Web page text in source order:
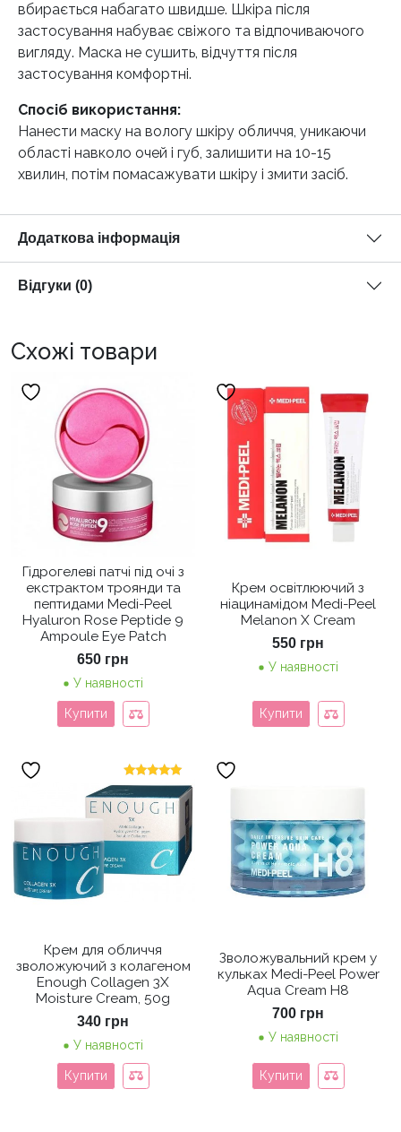
вбирається набагато швидше. Шкіра після
застосування набуває свіжого та відпочиваючого
вигляду. Маска не сушить, відчуття після
застосування комфортні.
Спосіб використання:
Нанести маску на вологу шкіру обличчя, уникаючи
області навколо очей і губ, залишити на 10-15
хвилин, потім помасажувати шкіру і змити засіб.
Додаткова інформація
Відгуки (0)
Схожі товари
Гідрогелеві патчі під очі з
екстрактом троянди та
пептидами Medi-Peel
Hyaluron Rose Peptide 9
Ampoule Eye Patch
650 грн
У наявності
Купити
Крем освітлюючий з
ніацинамідом Medi-Peel
Melanon X Cream
550 грн
У наявності
Купити
Крем для обличчя
зволожуючий з колагеном
Enough Collagen 3X
Moisture Cream, 50g
Оцінено в
5.00з 5
340 грн
У наявності
Купити
Зволожувальний крем у
кульках Medi-Peel Power
Aqua Cream H8
700 грн
У наявності
Купити